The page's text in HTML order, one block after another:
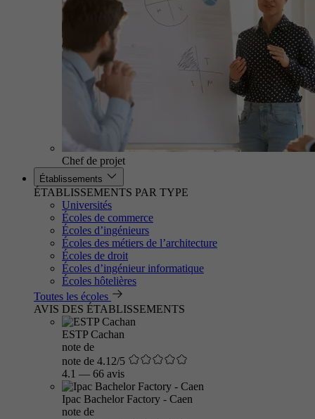
Chef de projet
Établissements
ÉTABLISSEMENTS PAR TYPE
Universités
Écoles de commerce
Écoles d’ingénieurs
Écoles des métiers de l’architecture
Écoles de droit
Écoles d’ingénieur informatique
Écoles hôtelières
Toutes les écoles
AVIS DES ÉTABLISSEMENTS
ESTP Cachan
note de
note de 4.12/5
4.1 — 66 avis
Ipac Bachelor Factory - Caen
note de